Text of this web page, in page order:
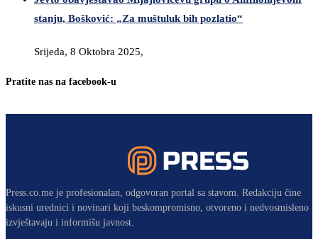
stanju, Bošković: „Za muštuluk bih pozlatio“
Srijeda, 8 Oktobra 2025,
Pratite nas na facebook-u
Press.co.me je profesionalan, odgovoran portal sa stavom. Redakciju čine
iskusni urednici i novinari koji beskompromisno, otvoreno i nedvosmisleno
izvještavaju i informišu javnost.